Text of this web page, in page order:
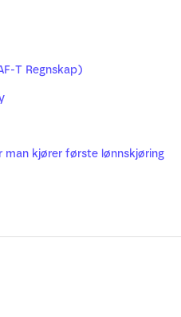
T Regnskap)
man kjører første lønnskjøring